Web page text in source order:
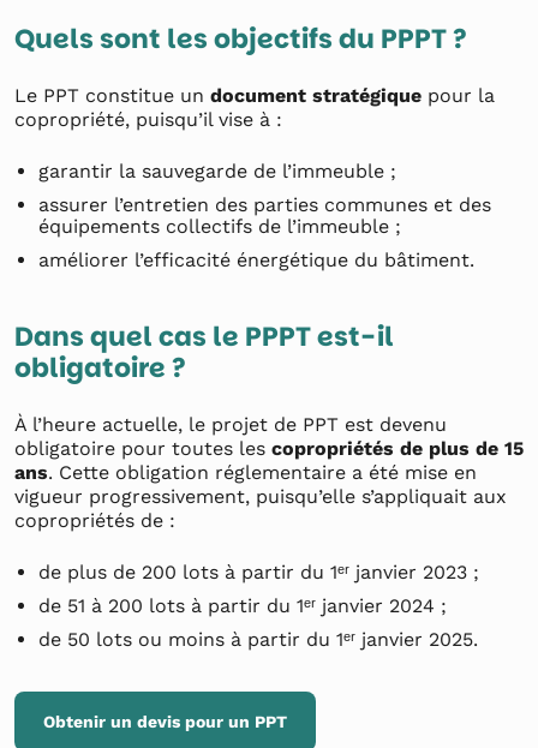
Quels sont les objectifs du PPPT ?
Le PPT constitue un document stratégique pour la
copropriété, puisqu’il vise à :
garantir la sauvegarde de l’immeuble ;
assurer l’entretien des parties communes et des
équipements collectifs de l’immeuble ;
améliorer l’efficacité énergétique du bâtiment.
Dans quel cas le PPPT est-il
obligatoire ?
À l’heure actuelle, le projet de PPT est devenu
obligatoire pour toutes les copropriétés de plus de 15
ans. Cette obligation réglementaire a été mise en
vigueur progressivement, puisqu’elle s’appliquait aux
copropriétés de :
de plus de 200 lots à partir du 1ᵉʳ janvier 2023 ;
de 51 à 200 lots à partir du 1ᵉʳ janvier 2024 ;
de 50 lots ou moins à partir du 1ᵉʳ janvier 2025.
Obtenir un devis pour un PPT